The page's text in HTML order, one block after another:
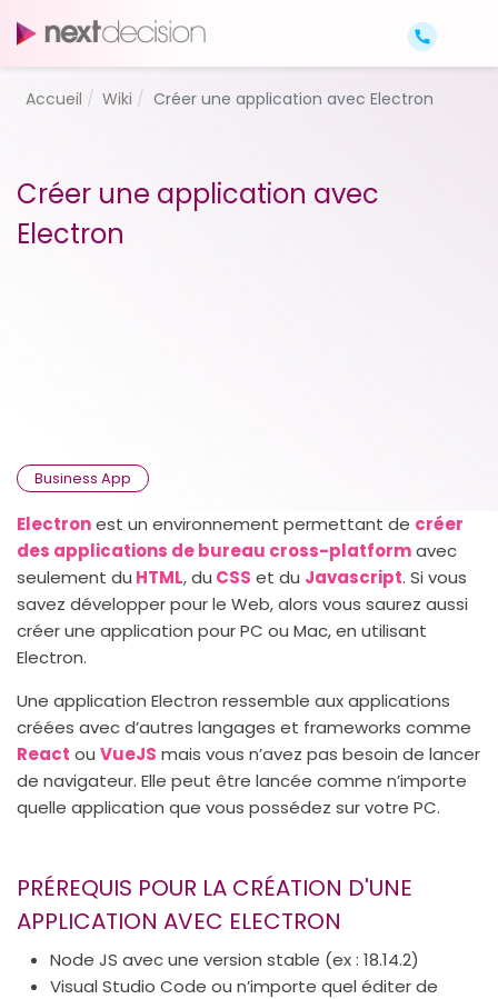
Accueil Wiki Créer une application avec Electron
Créer une application avec
Electron
Business App
Electronest un environnement permettant de créer
des applications de bureau cross-platformavec
seulement du HTML, du CSS et du Javascript. Si vous
savez développer pour le Web, alors vous saurez aussi
créer une application pour PC ou Mac, en utilisant
Electron.
Une application Electron ressemble aux applications
créées avec d’autres langages et frameworks comme
React ou VueJS mais vous n’avez pas besoin de lancer
de navigateur. Elle peut être lancée comme n’importe
quelle application que vous possédez sur votre PC.
PRÉREQUIS POUR LA CRÉATION D'UNE
APPLICATION AVEC ELECTRON
Node JS avec une version stable (ex : 18.14.2)
Visual Studio Code ou n’importe quel éditer de